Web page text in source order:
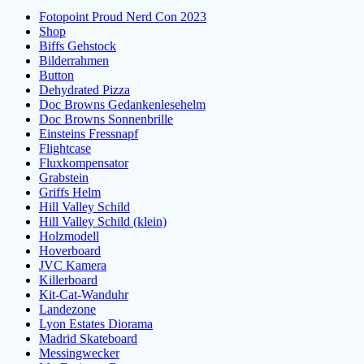
Fotopoint Proud Nerd Con 2023
Shop
Biffs Gehstock
Bilderrahmen
Button
Dehydrated Pizza
Doc Browns Gedankenlesehelm
Doc Browns Sonnenbrille
Einsteins Fressnapf
Flightcase
Fluxkompensator
Grabstein
Griffs Helm
Hill Valley Schild
Hill Valley Schild (klein)
Holzmodell
Hoverboard
JVC Kamera
Killerboard
Kit-Cat-Wanduhr
Landezone
Lyon Estates Diorama
Madrid Skateboard
Messingwecker